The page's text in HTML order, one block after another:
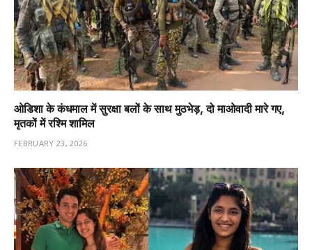
ओडिशा के कंधमाल में सुरक्षा बलों के साथ मुठभेड़, दो माओवादी मारे गए,
मृतकों में रश्मि शामिल
FEBRUARY 23, 2026